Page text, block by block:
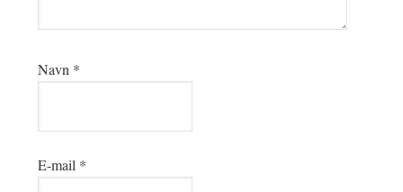
Navn *
E-mail *